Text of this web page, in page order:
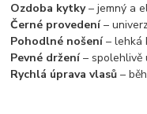
Ozdoba kytky– jemný a
Černé provedení–
Pohodlné nošení– lehká
Pevné držení– spolehlivě
Rychlá úprava vlasů –